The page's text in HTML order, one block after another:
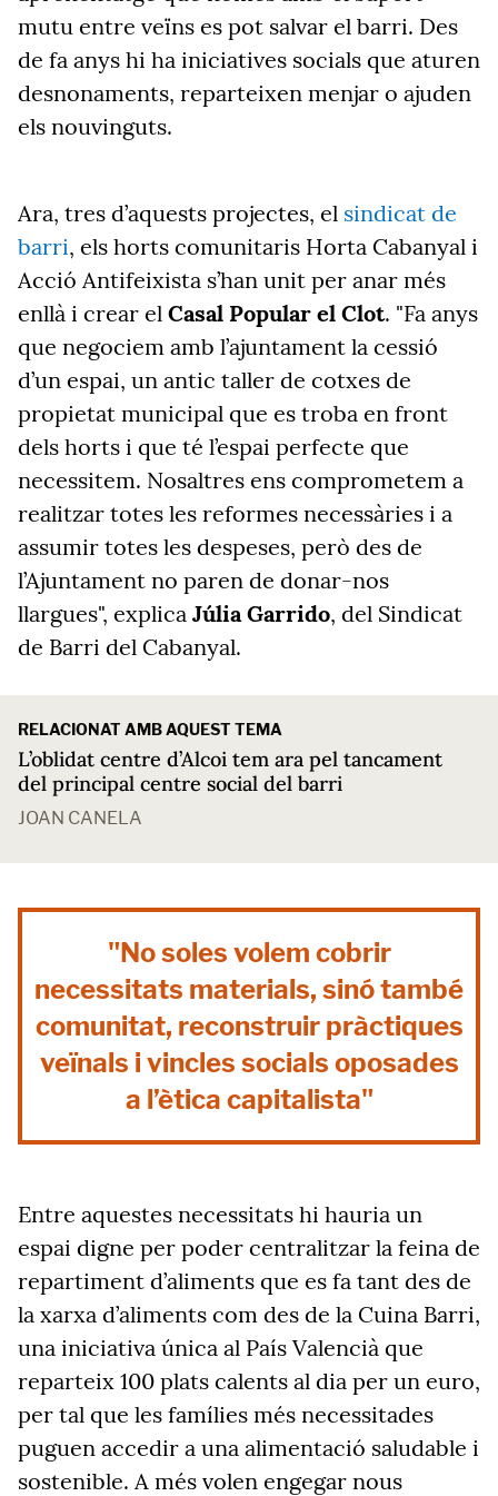
mutu entre veïns es pot salvar el barri. Des
de fa anys hi ha iniciatives socials que aturen
desnonaments, reparteixen menjar o ajuden
els nouvinguts.
Ara, tres d’aquests projectes, el sindicat de
barri, els horts comunitaris Horta Cabanyal i
Acció Antifeixista s’han unit per anar més
enllà i crear el Casal Popular el Clot. "Fa anys
que negociem amb l’ajuntament la cessió
d’un espai, un antic taller de cotxes de
propietat municipal que es troba en front
dels horts i que té l’espai perfecte que
necessitem. Nosaltres ens comprometem a
realitzar totes les reformes necessàries i a
assumir totes les despeses, però des de
l’Ajuntament no paren de donar-nos
llargues", explica Júlia Garrido, del Sindicat
de Barri del Cabanyal.
RELACIONAT AMB AQUEST TEMA
L’oblidat centre d’Alcoi tem ara pel tancament
del principal centre social del barri
JOAN CANELA
"No soles volem cobrir
necessitats materials, sinó també
comunitat, reconstruir pràctiques
veïnals i vincles socials oposades
a l’ètica capitalista"
Entre aquestes necessitats hi hauria un
espai digne per poder centralitzar la feina de
repartiment d’aliments que es fa tant des de
la xarxa d’aliments com des de la Cuina Barri,
una iniciativa única al País Valencià que
reparteix 100 plats calents al dia per un euro,
per tal que les famílies més necessitades
puguen accedir a una alimentació saludable i
sostenible. A més volen engegar nous